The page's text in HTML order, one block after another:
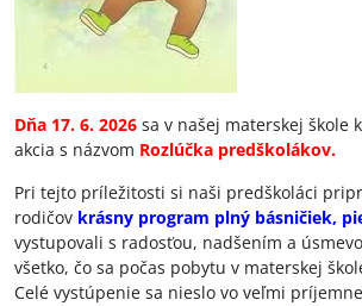
Dňa 17. 6. 2026 sa v našej materskej škole
akcia s názvom Rozlúčka predškolákov.
Pri tejto príležitosti si naši predškoláci
rodičov krásny program plný básničiek,
vystupovali s radosťou, nadšením a
všetko, čo sa počas pobytu v materskej
Celé vystúpenie sa nieslo vo veľmi